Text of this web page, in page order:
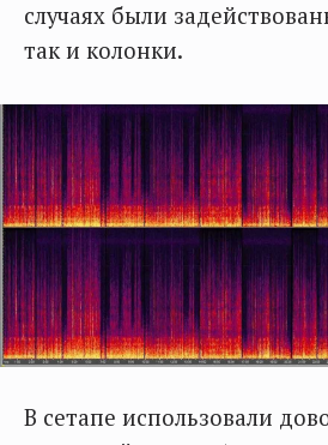
случаях были
так и колонки.
В сетапе использовали